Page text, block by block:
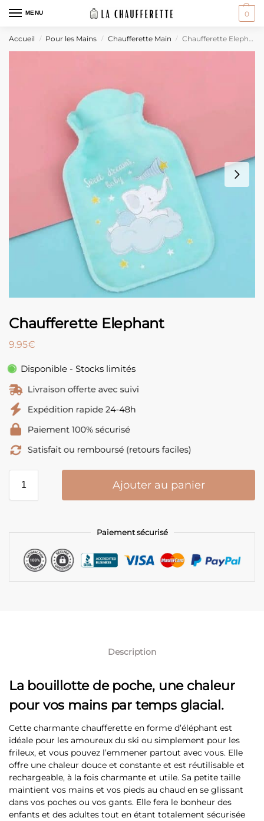
MENU 0
Accueil / Pour les Mains / Chaufferette Main / Chaufferette Elephant
Chaufferette Elephant
9.95€
Disponible - Stocks limités
Ajouter au panier
Paiement sécurisé
Description
La bouillotte de poche, une chaleur
pour vos mains par temps glacial.
Cette charmante chaufferette en forme d’éléphant est
idéale pour les amoureux du ski ou simplement pour les
frileux, et vous pouvez l’emmener partout avec vous. Elle
offre une chaleur douce et constante et est réutilisable et
rechargeable, à la fois charmante et utile. Sa petite taille
maintient vos mains et vos pieds au chaud en se glissant
dans vos poches ou vos gants. Elle fera le bonheur des
enfants et des adultes tout en étant totalement sécurisée